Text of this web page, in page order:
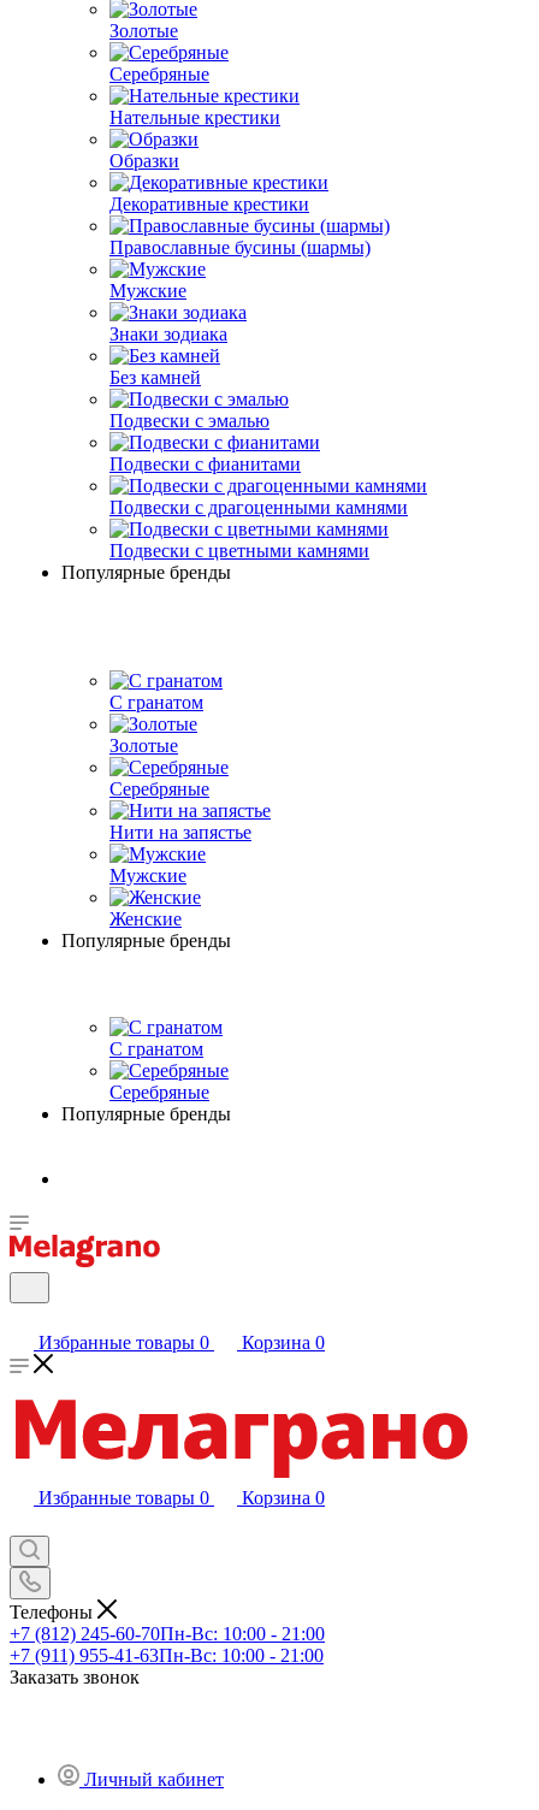
Золотые
Серебряные
Нательные крестики
Образки
Декоративные крестики
Православные бусины (шармы)
Мужские
Знаки зодиака
Без камней
Подвески с эмалью
Подвески с фианитами
Подвески с драгоценными камнями
Подвески с цветными камнями
Популярные бренды
С гранатом
Золотые
Серебряные
Нити на запястье
Мужские
Женские
Популярные бренды
С гранатом
Серебряные
Популярные бренды
Избранные товары 0 Корзина 0
Избранные товары 0 Корзина 0
Телефоны
+7 (812) 245-60-70Пн-Вс: 10:00 - 21:00
+7 (911) 955-41-63Пн-Вс: 10:00 - 21:00
Заказать звонок
Личный кабинет